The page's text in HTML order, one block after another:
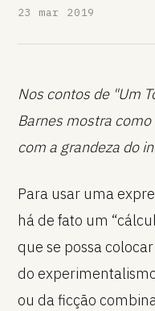
23 mar 2019
Nos contos de "Um
Barnes mostra
com a grandeza do
Para usar uma
há de fato um
que se possa
do
ou da ficção